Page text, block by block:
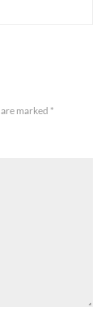
marked *